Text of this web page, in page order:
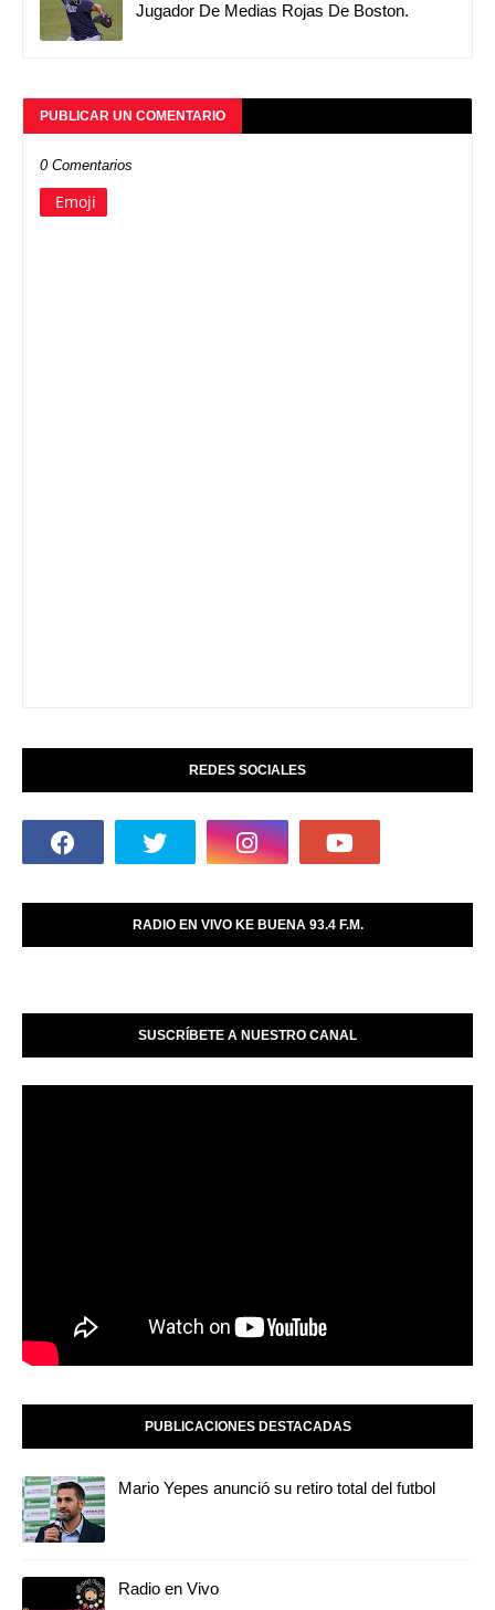
Jugador De Medias Rojas De Boston.
PUBLICAR UN COMENTARIO
0 Comentarios
Emoji
REDES SOCIALES
RADIO EN VIVO KE BUENA 93.4 F.M.
SUSCRÍBETE A NUESTRO CANAL
PUBLICACIONES DESTACADAS
Mario Yepes anunció su retiro total del futbol
Radio en Vivo